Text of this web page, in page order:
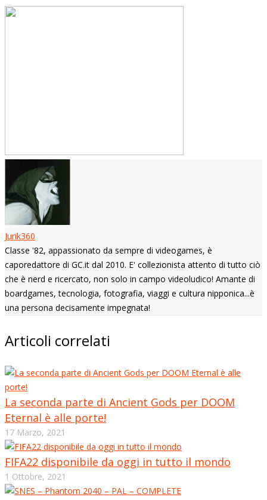
Jurik360
Classe '82, appassionato da sempre di videogames, è
caporedattore di GC.it dal 2010. E' collezionista attento di tutto ciò
che è nerd e ricercato, non solo in campo videoludico! Amante di
boardgames, tecnologia, fotografia, viaggi e cultura nipponica...è
una persona decisamente impegnata!
Articoli correlati
La seconda parte di Ancient Gods per DOOM
Eternal è alle porte!
17 Marzo, 2021
FIFA22 disponibile da oggi in tutto il mondo
1 Ottobre, 2021